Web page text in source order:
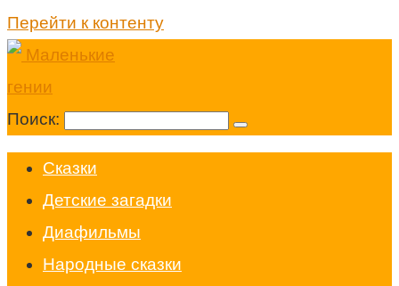
Перейти к контенту
Поиск:
Cказки
Детские загадки
Диафильмы
Народные сказки